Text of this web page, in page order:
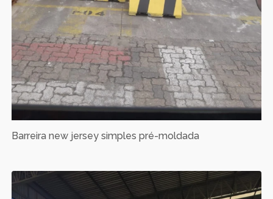
Barreira new jersey simples pré-moldada